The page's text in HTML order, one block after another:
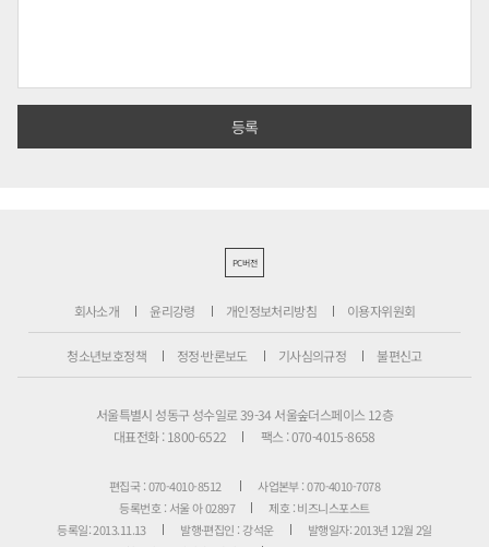
PC버전
회사소개 윤리강령 개인정보처리방침 이용자위원회
청소년보호정책 정정·반론보도 기사심의규정 불편신고
서울특별시 성동구 성수일로 39-34 서울숲더스페이스 12층
대표전화 : 1800-6522
팩스 : 070-4015-8658
편집국 : 070-4010-8512
사업본부 : 070-4010-7078
등록번호 : 서울 아 02897
제호 : 비즈니스포스트
등록일: 2013.11.13
발행·편집인 : 강석운
발행일자: 2013년 12월 2일